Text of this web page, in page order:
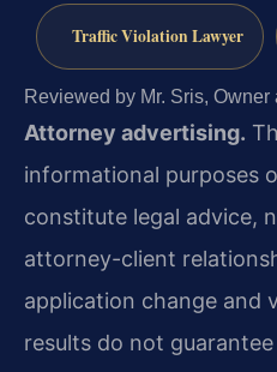
Traffic Violation Lawyer
Reviewed by Mr. Sris, Owner
Attorney advertising.
informational purposes
constitute legal advice,
attorney-client
application change and
results do not